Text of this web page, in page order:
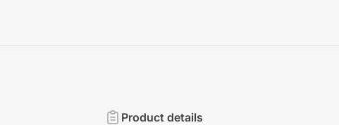
Product details